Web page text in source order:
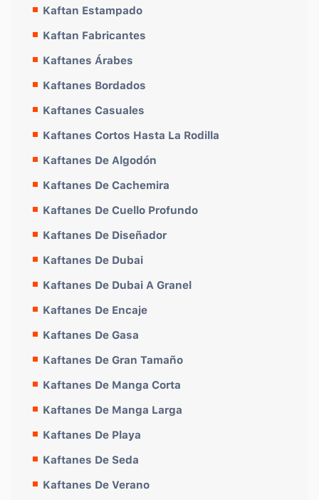
Kaftan Estampado
Kaftan Fabricantes
Kaftanes Árabes
Kaftanes Bordados
Kaftanes Casuales
Kaftanes Cortos Hasta La Rodilla
Kaftanes De Algodón
Kaftanes De Cachemira
Kaftanes De Cuello Profundo
Kaftanes De Diseñador
Kaftanes De Dubai
Kaftanes De Dubai A Granel
Kaftanes De Encaje
Kaftanes De Gasa
Kaftanes De Gran Tamaño
Kaftanes De Manga Corta
Kaftanes De Manga Larga
Kaftanes De Playa
Kaftanes De Seda
Kaftanes De Verano